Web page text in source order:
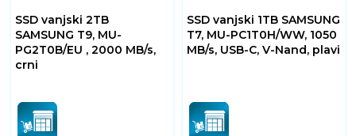
SSD vanjski 2TB
SAMSUNG T9, MU-
PG2T0B/EU , 2000 MB/s,
crni
SSD vanjski 1TB SAMSUNG
T7, MU-PC1T0H/WW, 1050
MB/s, USB-C, V-Nand, plavi